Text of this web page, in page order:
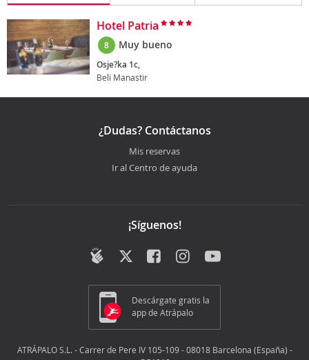
Hotel Patria
8 Muy bueno
Osje?ka 1c,
Beli Manastir
¿Dudas? Contáctanos
Mis reservas
Ir al Centro de ayuda
¡Síguenos!
Descárgate gratis la
app de Atrápalo
ATRÁPALO S.L. - Carrer de Pere IV 105-109 - 08018 Barcelona (España) -